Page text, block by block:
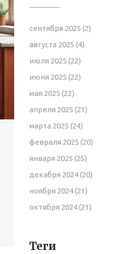
сентября 2025 (2)
августа 2025 (4)
июля 2025 (22)
июня 2025 (22)
мая 2025 (22)
апреля 2025 (21)
марта 2025 (24)
февраля 2025 (20)
января 2025 (25)
декабря 2024(20)
ноября 2024(21)
октября 2024(21)
Теги